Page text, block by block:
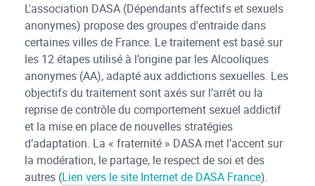
L'association DASA (Dépendants affectifs et sexuels
anonymes) propose des groupes d'entraide dans
certaines villes de France. Le traitement est basé sur
les 12 étapes utilisé à l’origine par les Alcooliques
anonymes (AA), adapté aux addictions sexuelles. Les
objectifs du traitement sont axés sur l’arrêt ou la
reprise de contrôle du comportement sexuel addictif
et la mise en place de nouvelles stratégies
d’adaptation. La « fraternité » DASA met l’accent sur
la modération, le partage, le respect de soi et des
autres (Lien vers le site Internet de DASA France).